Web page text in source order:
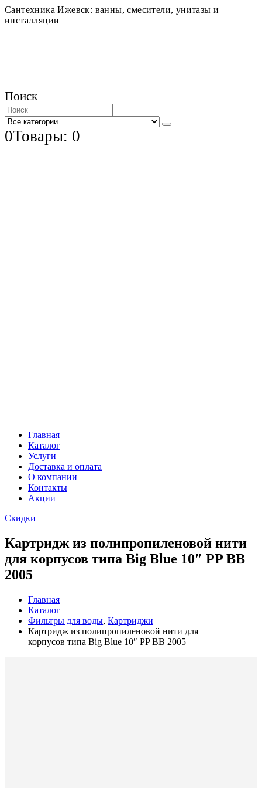
Сантехника Ижевск: ванны, смесители, унитазы и
инсталляции
Поиск
0Товары: 0
Главная
Каталог
Услуги
Доставка и оплата
О компании
Контакты
Акции
Скидки
Картридж из полипропиленовой нити
для корпусов типа Big Blue 10″ PP BB
2005
Главная
Каталог
Фильтры для воды, Картриджи
Картридж из полипропиленовой нити для
корпусов типа Big Blue 10″ PP BB 2005